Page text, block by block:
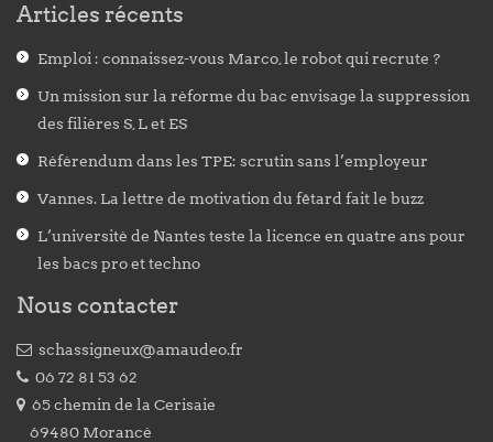
Articles récents
Emploi : connaissez-vous Marco, le robot qui recrute ?
Un mission sur la réforme du bac envisage la suppression
des filières S, L et ES
Référendum dans les TPE: scrutin sans l’employeur
Vannes. La lettre de motivation du fêtard fait le buzz
L’université de Nantes teste la licence en quatre ans pour
les bacs pro et techno
Nous contacter
schassigneux@amaudeo.fr
06 72 81 53 62
65 chemin de la Cerisaie
69480 Morancé